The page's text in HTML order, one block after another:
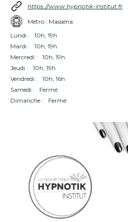
https://www.hypnotik-institut.fr
Métro : Masséna
Lundi :
10h, 19h
Mardi :
10h, 19h
Mercredi :
10h, 19h
Jeudi :
10h, 19h
Vendredi :
10h, 16h
Samedi :
Fermé
Dimanche :
Fermé